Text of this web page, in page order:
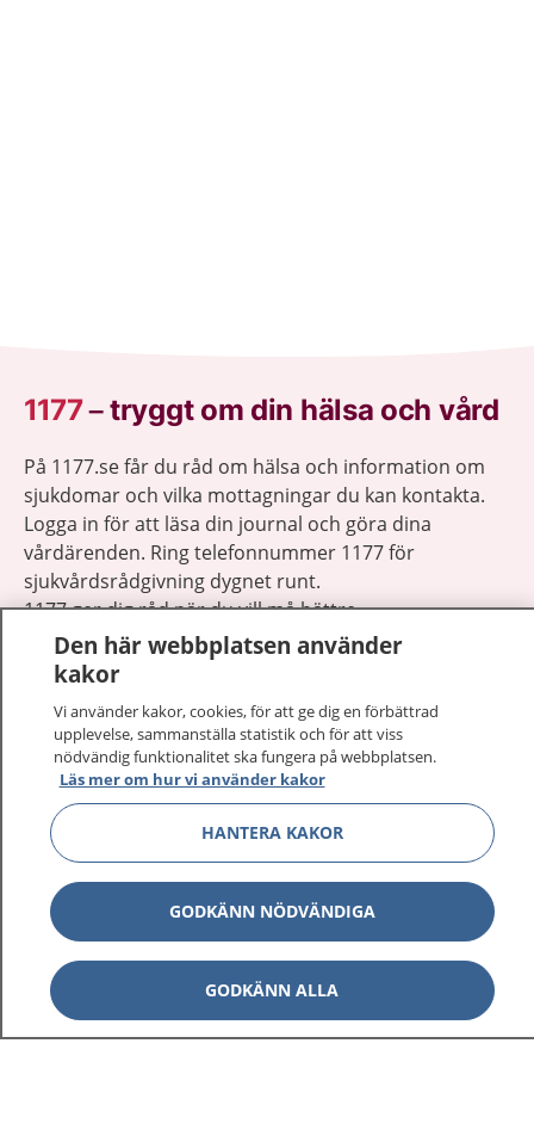
1177–tryggt om din hälsa och vård
På 1177.se får du råd om hälsa och information om
sjukdomar och vilka mottagningar du kan kontakta.
Logga in för att läsa din journal och göra dina
vårdärenden. Ring telefonnummer 1177 för
sjukvårdsrådgivning dygnet runt.
1177 ger dig råd när du vill må bättre.
1177 på flera språk
Om 1177 Visa
Kontakt Visa
Behandling av personuppgifter
Den här webbplatsen använder
kakor
Vi använder kakor, cookies, för att ge dig en förbättrad
upplevelse, sammanställa statistik och för att viss
nödvändig funktionalitet ska fungera på webbplatsen.
Läs mer om hur vi använder kakor
HANTERA KAKOR
GODKÄNN NÖDVÄNDIGA
GODKÄNN ALLA